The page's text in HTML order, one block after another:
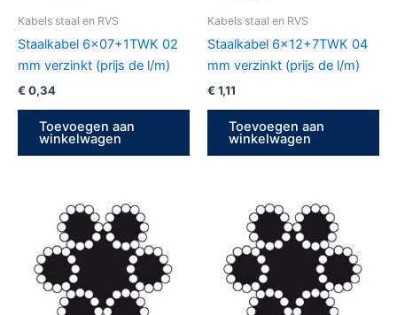
Kabels staal en RVS
Staalkabel 6×07+1TWK 02
mm verzinkt (prijs de l/m)
€ 0,34
Toevoegen aan
winkelwagen
Kabels staal en RVS
Staalkabel 6×12+7TWK 04
mm verzinkt (prijs de l/m)
€ 1,11
Toevoegen aan
winkelwagen